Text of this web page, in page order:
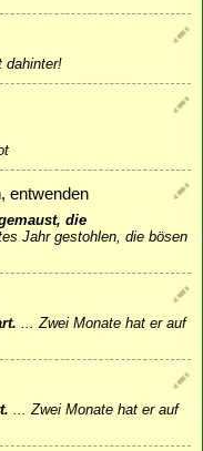
dahinter!
entwenden
die
Jahr gestohlen, die bösen
Zwei Monate hat er auf
Zwei Monate hat er auf